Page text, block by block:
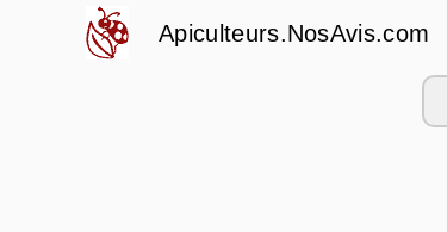
Apiculteurs.NosAvis.com